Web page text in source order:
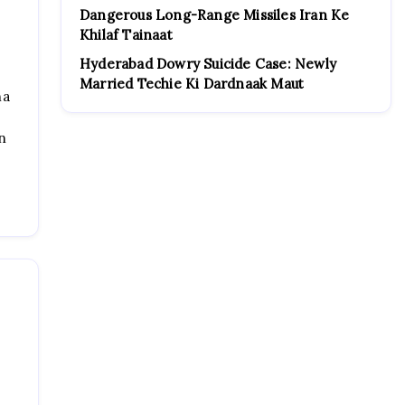
Dangerous Long-Range Missiles Iran Ke
Khilaf Tainaat
Hyderabad Dowry Suicide Case: Newly
Married Techie Ki Dardnaak Maut